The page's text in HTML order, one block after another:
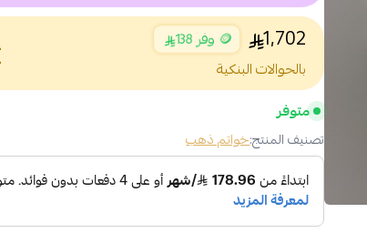
1,702 🪙 وفر 138
بالحوالات البنكية
متوفر
تصنيف المنتج:خواتم ذهب